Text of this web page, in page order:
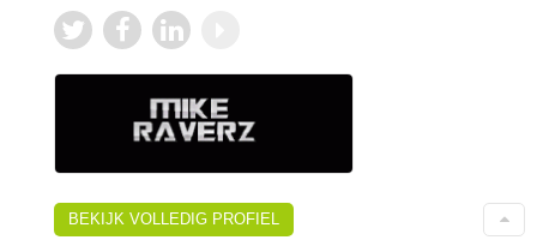
BEKIJK VOLLEDIG PROFIEL